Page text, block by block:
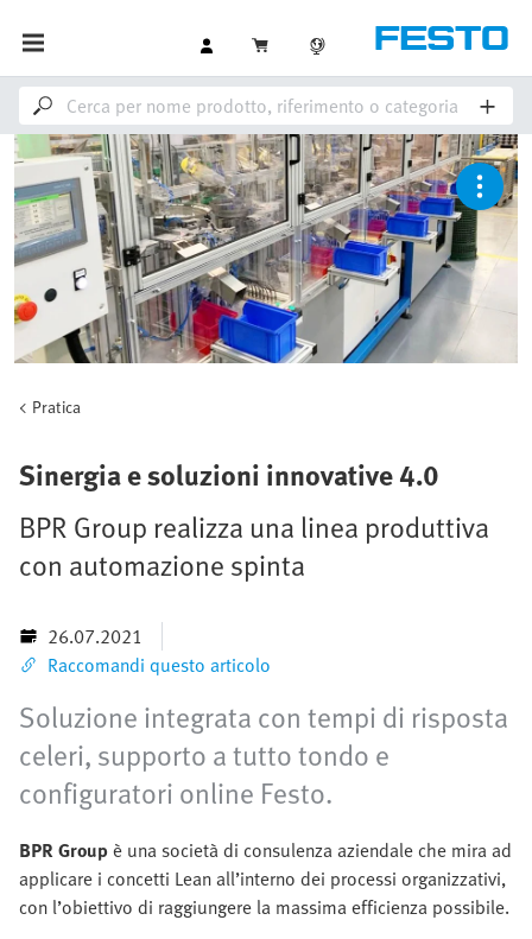
Pratica
Sinergia e soluzioni innovative 4.0
BPR Group realizza una linea produttiva
con automazione spinta
26.07.2021
Raccomandi questo articolo
Soluzione integrata con tempi di risposta
celeri, supporto a tutto tondo e
configuratori online Festo.
BPR Groupè una società di consulenza aziendale che mira ad
applicare i concetti Lean all’interno dei processi organizzativi,
con l’obiettivo di raggiungere la massima efficienza possibile.